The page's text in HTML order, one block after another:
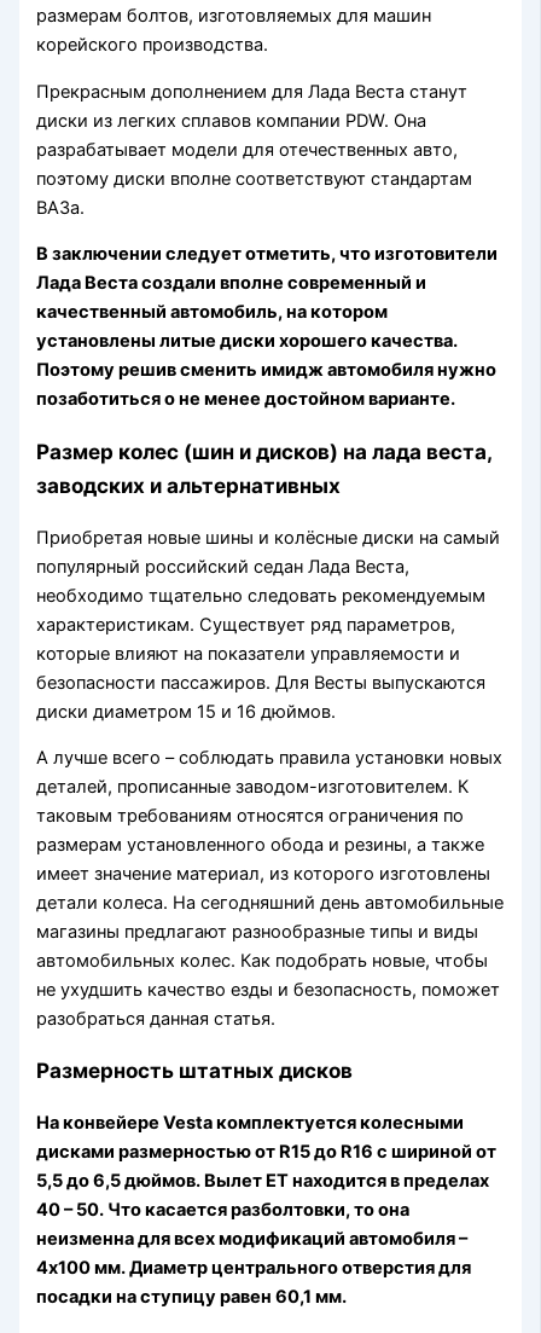
размерам болтов, изготовляемых для машин
корейского производства.
Прекрасным дополнением для Лада Веста станут
диски из легких сплавов компании PDW. Она
разрабатывает модели для отечественных авто,
поэтому диски вполне соответствуют стандартам
ВАЗа.
В заключении следует отметить, что изготовители
Лада Веста создали вполне современный и
качественный автомобиль, на котором
установлены литые диски хорошего качества.
Поэтому решив сменить имидж автомобиля нужно
позаботиться о не менее достойном варианте.
Размер колес (шин и дисков) на лада веста,
заводских и альтернативных
Приобретая новые шины и колёсные диски на самый
популярный российский седан Лада Веста,
необходимо тщательно следовать рекомендуемым
характеристикам. Существует ряд параметров,
которые влияют на показатели управляемости и
безопасности пассажиров. Для Весты выпускаются
диски диаметром 15 и 16 дюймов.
А лучше всего – соблюдать правила установки новых
деталей, прописанные заводом-изготовителем. К
таковым требованиям относятся ограничения по
размерам установленного обода и резины, а также
имеет значение материал, из которого изготовлены
детали колеса. На сегодняшний день автомобильные
магазины предлагают разнообразные типы и виды
автомобильных колес. Как подобрать новые, чтобы
не ухудшить качество езды и безопасность, поможет
разобраться данная статья.
Размерность штатных дисков
На конвейере Vesta комплектуется колесными
дисками размерностью от R15 до R16 с шириной от
5,5 до 6,5 дюймов. Вылет ЕТ находится в пределах
40 – 50. Что касается разболтовки, то она
неизменна для всех модификаций автомобиля –
4х100 мм. Диаметр центрального отверстия для
посадки на ступицу равен 60,1 мм.